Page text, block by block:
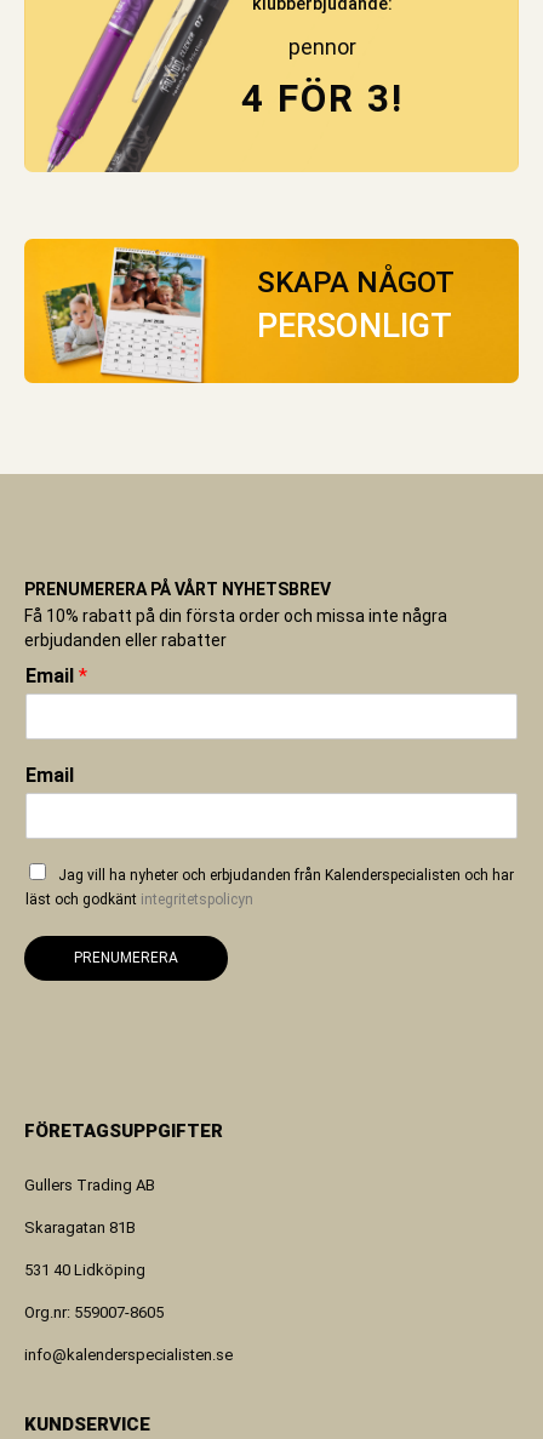
klubberbjudande:
pennor
4 FÖR 3!
SKAPA NÅGOT
PERSONLIGT
PRENUMERERA PÅ VÅRT NYHETSBREV
Få 10% rabatt på din första order och missa inte några
erbjudanden eller rabatter
Email *
Email
Jag vill ha nyheter och erbjudanden från Kalenderspecialisten och har
läst och godkänt integritetspolicyn
PRENUMERERA
FÖRETAGSUPPGIFTER
Gullers Trading AB
Skaragatan 81B
531 40 Lidköping
Org.nr: 559007-8605
info@kalenderspecialisten.se
KUNDSERVICE